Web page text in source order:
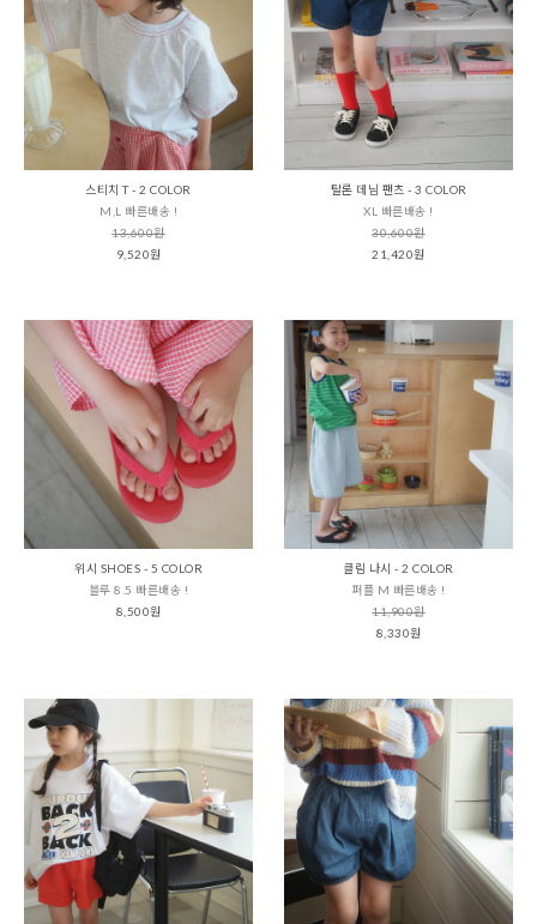
스티치 T - 2 COLOR
M,L 빠른배송 !
13,600원
9,520원
탈론 데님 팬츠 - 3 COLOR
XL 빠른배송 !
30,600원
21,420원
위시 SHOES - 5 COLOR
블루 8.5 빠른배송 !
8,500원
클림 나시 - 2 COLOR
퍼플 M 빠른배송 !
11,900원
8,330원